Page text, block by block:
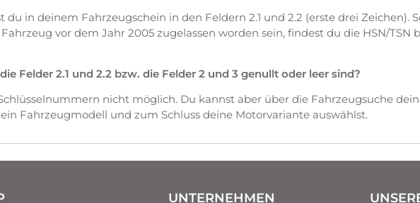
du in deinem Fahrzeugschein in den Feldern 2.1 und 2.2 (erste drei Zeichen).
vor dem Jahr 2005 zugelassen worden sein, findest du die HSN/TSN
Felder 2.1 und 2.2 bzw. die Felder 2 und 3 genullt oder leer sind?
nicht möglich. Du kannst aber über die Fahrzeugsuche
Fahrzeugmodell und zum Schluss deine Motorvariante auswählst.
UNTERNEHMEN